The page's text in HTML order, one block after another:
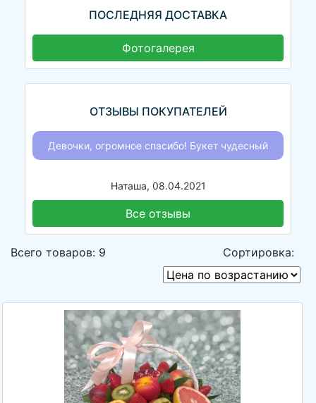
ПОСЛЕДНЯЯ ДОСТАВКА
Фотогалерея
ОТЗЫВЫ ПОКУПАТЕЛЕЙ
Девочки, огромное спасибо! Букет чудесный
Наташа, 08.04.2021
Все отзывы
Всего товаров: 9 Сортировка: